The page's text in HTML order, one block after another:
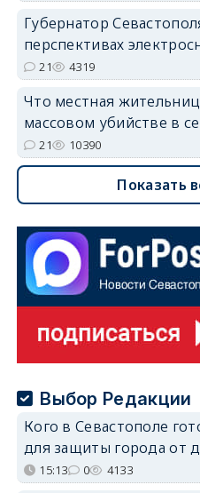
Губернатор
перспективах
21 4319
Что местная
массовом убийстве в
21 10390
Показать
Выбор Редакции
Кого в Севастополе
для защиты города от
15:13 0 4133